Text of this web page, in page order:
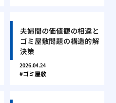
夫婦間の価値観の相違と
ゴミ屋敷問題の構造的解
決策
2026.04.24
ゴミ屋敷